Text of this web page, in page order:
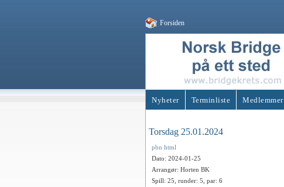
Forsiden
Nyheter Terminliste Medlemmer
Torsdag 25.01.2024
pbn html
Dato: 2024-01-25
Arrangør: Horten BK
Spill: 25, runder: 5, par: 6